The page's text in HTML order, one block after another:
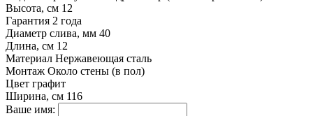
Высота, см 12
Гарантия 2 года
Диаметр слива, мм 40
Длина, см 12
Материал Нержавеющая сталь
Монтаж Около стены (в пол)
Цвет графит
Ширина, см 116
Ваше имя: